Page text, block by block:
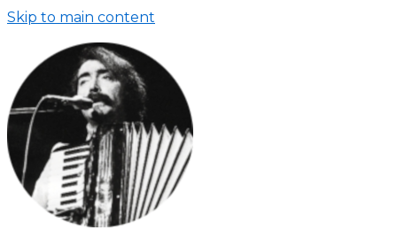
Skip to main content